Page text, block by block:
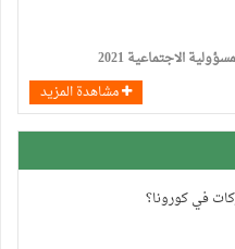
الاجتماعية 2021
مشاهدة المزيد
في كورونا؟